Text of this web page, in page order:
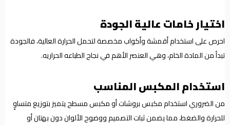
اختيار خامات عالية الجودة
احرص على استخدام أقمشة وأكواب مخصصة لتحمل الحرارة العالية، فالجودة
تبدأ من المادة الخام، وهي العنصر الأهم في نجاح الطباعه الحراريه.
استخدام المكبس المناسب
من الضروري استخدام مكبس بروشات أو مكبس مسطح يتميز بتوزيع متساوٍ
للحرارة والضغط، مما يضمن ثبات التصميم ووضوح الألوان دون بهتان أو